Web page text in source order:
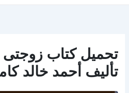
تأليف أحمد خالد